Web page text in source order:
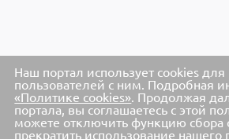
Наш портал использует cookies
пользователей с ним. Подробная
«Политике cookies». Продолжая
портала, вы соглашаетесь с этой
можете отключить функцию сбора
прекратить использование нашего